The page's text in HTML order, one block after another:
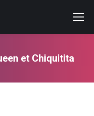
et Chiquitita